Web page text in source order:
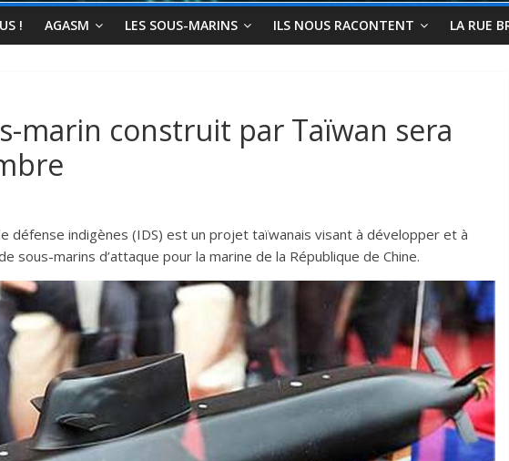
! AGASM LES SOUS-MARINS ILS NOUS RACONTENT LA RUE
marin construit par Taïwan sera
défense indigènes (IDS) est un projet taïwanais visant à développer et à
sous-marins d’attaque pour la marine de la République de Chine.